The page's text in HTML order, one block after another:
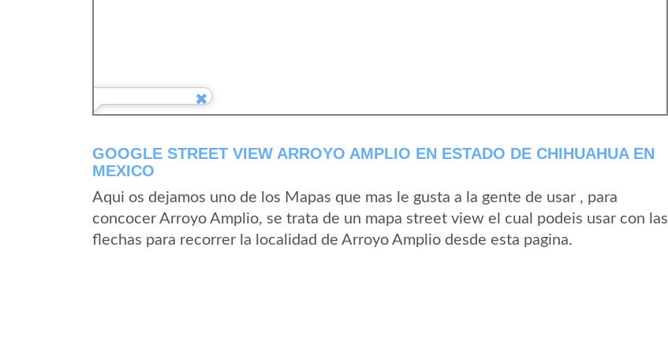
GOOGLE STREET VIEW ARROYO AMPLIO EN ESTADO DE CHIHUAHUA EN
MEXICO
Aqui os dejamos uno de los Mapas que mas le gusta a la gente de usar , para
concocer Arroyo Amplio, se trata de un mapa street view el cual podeis usar con las
flechas para recorrer la localidad de Arroyo Amplio desde esta pagina.